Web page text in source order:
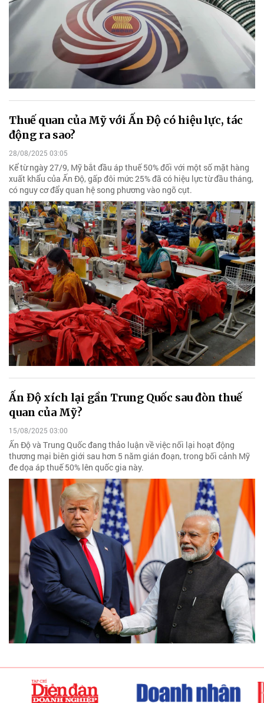
Thuế quan của Mỹ với Ấn Độ có hiệu lực, tác
động ra sao?
28/08/2025 03:05
Kể từ ngày 27/9, Mỹ bắt đầu áp thuế 50% đối với một số mặt hàng
xuất khẩu của Ấn Độ, gấp đôi mức 25% đã có hiệu lực từ đầu tháng,
có nguy cơ đẩy quan hệ song phương vào ngõ cụt.
Ấn Độ xích lại gần Trung Quốc sau đòn thuế
quan của Mỹ?
15/08/2025 03:00
Ấn Độ và Trung Quốc đang thảo luận về việc nối lại hoạt động
thương mại biên giới sau hơn 5 năm gián đoạn, trong bối cảnh Mỹ
đe dọa áp thuế 50% lên quốc gia này.